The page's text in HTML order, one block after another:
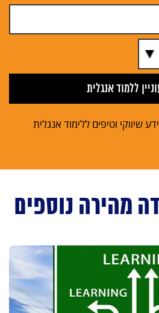
שיווקי וטיפים ללימוד אנגלית
מהירה נוספים